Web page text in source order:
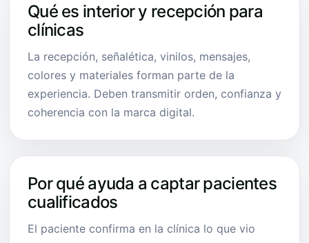
Qué es interior y recepción para
clínicas
La recepción, señalética, vinilos, mensajes,
colores y materiales forman parte de la
experiencia. Deben transmitir orden, confianza y
coherencia con la marca digital.
Por qué ayuda a captar pacientes
cualificados
El paciente confirma en la clínica lo que vio